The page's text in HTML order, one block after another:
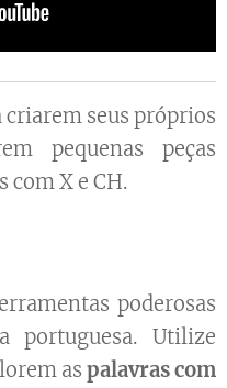
seus próprios
pequenas peças
X e CH.
poderosas
portuguesa. Utilize
as palavras com